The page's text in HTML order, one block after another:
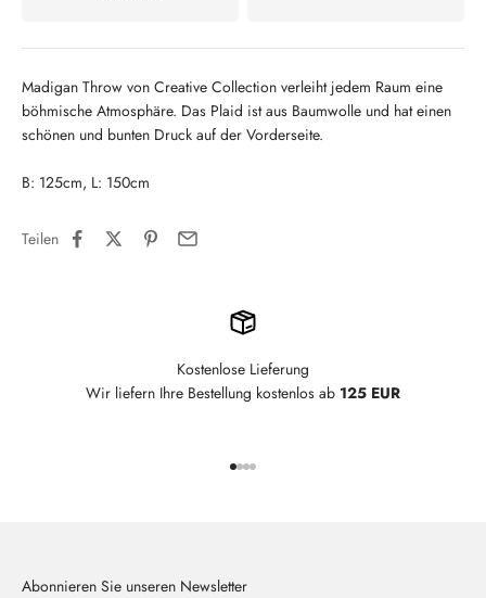
Madigan Throw von Creative Collection verleiht jedem Raum eine
böhmische Atmosphäre. Das Plaid ist aus Baumwolle und hat einen
schönen und bunten Druck auf der Vorderseite.
B: 125cm, L: 150cm
Teilen
Kostenlose Lieferung
Wir liefern Ihre Bestellung kostenlos ab 125 EUR
Abonnieren Sie unseren Newsletter